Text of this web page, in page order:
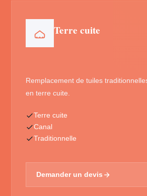
Terre cuite
Remplacement de tuiles
en terre cuite.
Terre cuite
Canal
Traditionnelle
Demander un devis